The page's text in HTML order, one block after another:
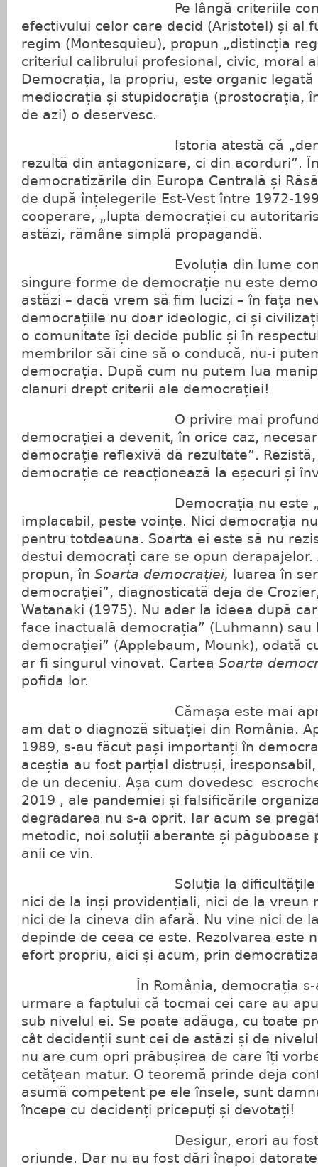
Pe lângă criteriile
efectivului celor care decid (Aristotel) și al
regim (Montesquieu), propun „distincția
criteriul calibrului profesional, civic, moral
Democrația, la propriu, este organic
mediocrația și stupidocrația (prostocrația,
de azi) o deservesc.
Istoria atestă că
rezultă din antagonizare, ci din acorduri”.
democratizările din Europa Centrală și
de după înțelegerile Est-Vest între 1972-
cooperare, „lupta democrației cu
astăzi, rămâne simplă propagandă.
Evoluția din lume confirmă
singure forme de democrație nu este
astăzi – dacă vrem să fim lucizi – în fața
democrațiile nu doar ideologic, ci și
o comunitate își decide public și în
membrilor săi cine să o conducă, nu-i
democrația. După cum nu putem lua
clanuri drept criterii ale democrației!
O privire mai profundă
democrației a devenit, în orice caz,
democrație reflexivă dă rezultate”.
democrație ce reacționează la eșecuri și
Democrația nu este
implacabil, peste voințe. Nici democrația
pentru totdeauna. Soarta ei este să nu
destui democrați care se opun
propun, în Soarta democrației, luarea în
democrației”, diagnosticată deja de
Watanaki (1975). Nu ader la ideea după
face inactuală democrația” (Luhmann) sau
democrației” (Applebaum, Mounk), odată
ar fi singurul vinovat. Cartea Soarta
pofida lor.
Cămașa este mai aproape
am dat o diagnoză situației din România.
1989, s-au făcut pași importanți în
aceștia au fost parțial distruși,
de un deceniu. Așa cum dovedesc
2019 , ale pandemiei și falsificările
degradarea nu s-a oprit. Iar acum se
metodic, noi soluții aberante și păguboase
anii ce vin.
Soluția la dificultățile
nici de la inși providențiali, nici de la vreun
nici de la cineva din afară. Nu vine nici de
depinde de ceea ce este. Rezolvarea este
efort propriu, aici și acum, prin
În România, democrația s-a
urmare a faptului că tocmai cei care au
sub nivelul ei. Se poate adăuga, cu toate
cât decidenții sunt cei de astăzi și de
nu are cum opri prăbușirea de care îți
cetățean matur. O teoremă prinde deja
asumă competent pe ele însele, sunt
începe cu decidenți pricepuți și devotați!
Desigur, erori au fost
oriunde. Dar nu au fost dări înapoi